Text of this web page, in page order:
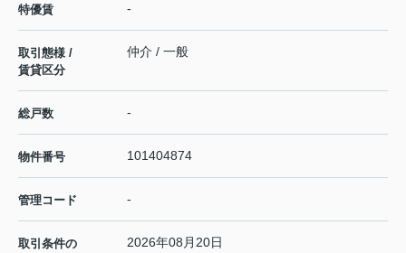
特優賃 -
取引態様 /
賃貸区分
仲介 / 一般
総戸数 -
物件番号 101404874
管理コード -
取引条件の
2026年08月20日